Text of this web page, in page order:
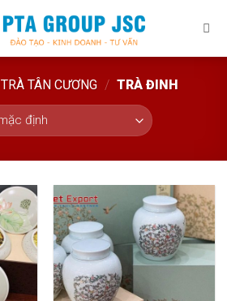
TRÀ TÂN CƯƠNG / TRÀ ĐINH